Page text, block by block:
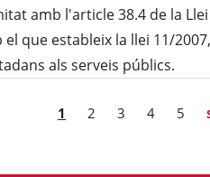
amb l'article 38.4 de la Llei
que estableix la llei 11/
als serveis públics.
1 2 3 4 5